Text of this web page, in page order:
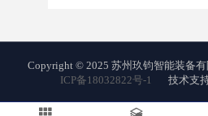
Copyright © 2025 苏州玖钧智能装备
ICP备18032822号-1
技术支